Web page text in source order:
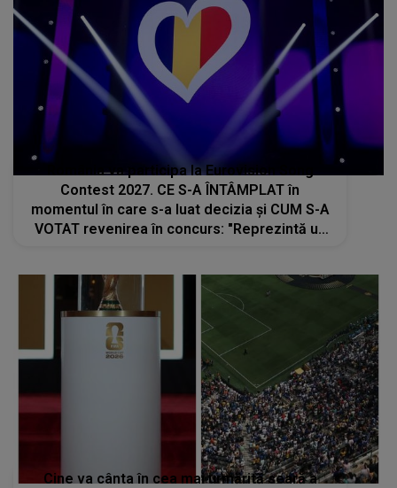
România va participa la Eurovision Song
Contest 2027. CE S-A ÎNTÂMPLAT în
momentul în care s-a luat decizia și CUM S-A
VOTAT revenirea în concurs: "Reprezintă un
Cine va cânta în cea mai urmărită seară a